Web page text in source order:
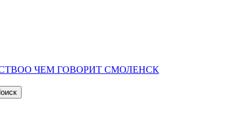
О ЧЕМ ГОВОРИТ СМОЛЕНСК